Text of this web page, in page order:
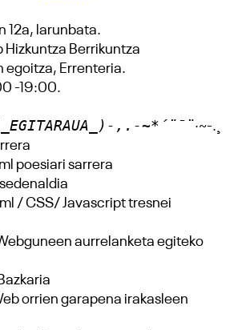
12a, larunbata.
Hizkuntza Berrikuntza
egoitza, Errenteria.
-19:00.
,.-~*´¨¯¨·~-.¸
poesiari sarrera
/ CSS/ Javascript tresnei
aurrelanketa egiteko
orrien garapena irakasleen